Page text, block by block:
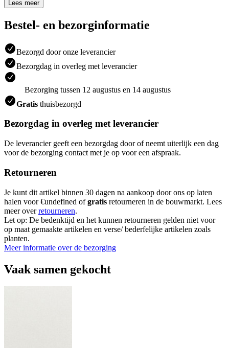
Lees meer
Bestel- en bezorginformatie
Bezorgd door onze leverancier
Bezorgdag in overleg met leverancier
Bezorging tussen 12 augustus en 14 augustus
Gratis thuisbezorgd
Bezorgdag in overleg met leverancier
De leverancier geeft een bezorgdag door of neemt uiterlijk een dag
voor de bezorging contact met je op voor een afspraak.
Retourneren
Je kunt dit artikel binnen 30 dagen na aankoop door ons op laten
halen voor €undefined ofgratis retourneren in de bouwmarkt. Lees
meer overretourneren.
Let op: De bedenktijd en het kunnen retourneren gelden niet voor
op maat gemaakte artikelen en verse/ bederfelijke artikelen zoals
planten.
Meer informatie over de bezorging
Vaak samen gekocht